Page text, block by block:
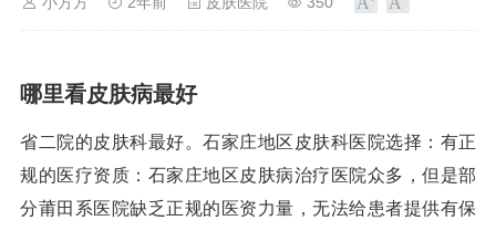
哪里看皮肤病最好
省二院的皮肤科最好。石家庄地区皮肤科医院选择：有正
规的医疗资质：石家庄地区皮肤病治疗医院众多，但是部
分莆田系医院缺乏正规的医资力量，无法给患者提供有保